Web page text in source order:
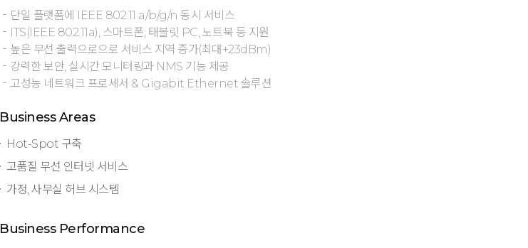
단일 플랫폼에 IEEE 802.11 a/b/g/n 동시 서비스
ITS(IEEE 802.11a), 스마트폰, 태블릿 PC, 노트북 등 지원
높은 무선 출력으로으로 서비스 지역 증가(최대+23dBm)
강력한 보안, 실시간 모니터링과 NMS 기능 제공
고성능 네트워크 프로세서 & Gigabit Ethernet 솔루션
Business Areas
Hot-Spot 구축
고품질 무선 인터넷 서비스
가정, 사무실 허브 시스템
Business Performance